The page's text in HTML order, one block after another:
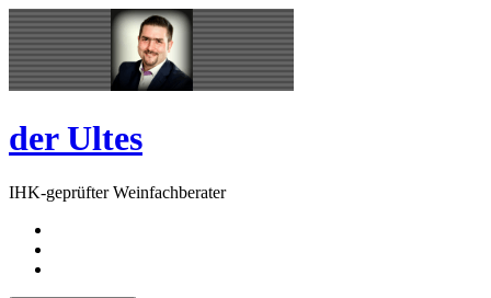
Skip
to
content
Open
Sidebar
der Ultes
IHK-geprüfter Weinfachberater